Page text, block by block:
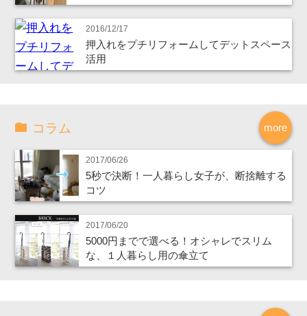
2016/12/17
押入れをプチリフォームしてデットスペース
活用
more
コラム
2017/06/26
5秒で決断！一人暮らし女子が、断捨離する
コツ
2017/06/20
5000円までで選べる！オシャレでスリム
な、１人暮らし用の傘立て